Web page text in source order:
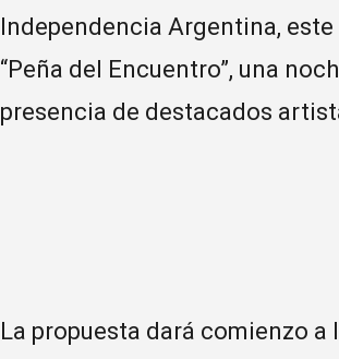
Independencia Argentina,
“Peña del Encuentro”, una
presencia de destacados
La propuesta dará comienzo